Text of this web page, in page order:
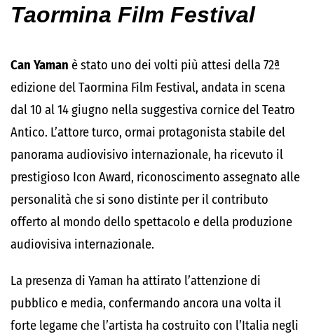
Taormina Film Festival
Can Yaman è stato uno dei volti più attesi della 72ª
edizione del Taormina Film Festival, andata in scena
dal 10 al 14 giugno nella suggestiva cornice del Teatro
Antico. L’attore turco, ormai protagonista stabile del
panorama audiovisivo internazionale, ha ricevuto il
prestigioso Icon Award, riconoscimento assegnato alle
personalità che si sono distinte per il contributo
offerto al mondo dello spettacolo e della produzione
audiovisiva internazionale.
La presenza di Yaman ha attirato l’attenzione di
pubblico e media, confermando ancora una volta il
forte legame che l’artista ha costruito con l’Italia negli